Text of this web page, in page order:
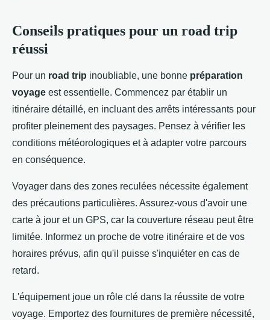
Conseils pratiques pour un road trip
réussi
Pour un road trip inoubliable, une bonne préparation
voyage est essentielle. Commencez par établir un
itinéraire détaillé, en incluant des arrêts intéressants pour
profiter pleinement des paysages. Pensez à vérifier les
conditions météorologiques et à adapter votre parcours
en conséquence.
Voyager dans des zones reculées nécessite également
des précautions particulières. Assurez-vous d'avoir une
carte à jour et un GPS, car la couverture réseau peut être
limitée. Informez un proche de votre itinéraire et de vos
horaires prévus, afin qu'il puisse s'inquiéter en cas de
retard.
L'équipement joue un rôle clé dans la réussite de votre
voyage. Emportez des fournitures de première nécessité,